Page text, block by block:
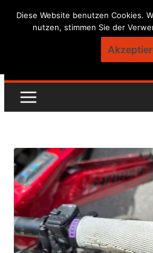
SkipDiese Website benutzen Cookies.
nutzen, stimmen Sie der